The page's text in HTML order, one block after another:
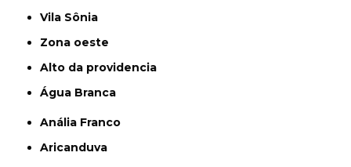
Vila Sônia
Zona oeste
alto da providencia
Água Branca
Anália Franco
Aricanduva